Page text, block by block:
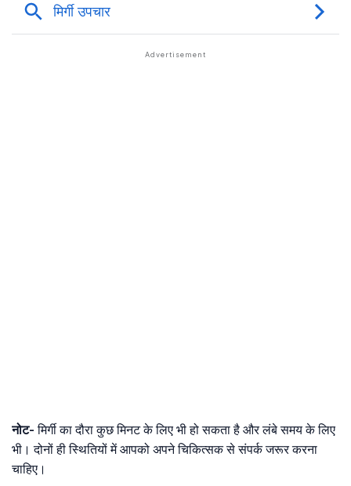
नोट-मिर्गी का दौरा कुछ मिनट के लिए भी हो सकता है और लंबे समय के लिए
भी। दोनों ही स्थितियों में आपको अपने चिकित्सक से संपर्क जरूर करना
चाहिए।